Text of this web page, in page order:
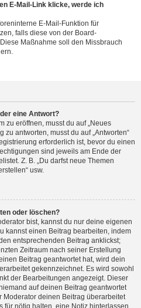
E-Mail-Link klicke, werde ich
E-Mail-Funktion für
falls diese von der Board-
Maßnahme soll den Missbrauch
eine Antwort?
zu eröffnen, musst du auf „Neues
zu antworten, musst du auf „Antworten“
erforderlich ist, bevor du einen
sind jeweils am Ende der
Z. B. „Du darfst neue Themen
usw.
oder löschen?
bist, kannst du nur deine eigenen
kannst einen Beitrag bearbeiten, indem
entsprechenden Beitrag anklickst;
Zeitraum nach seiner Erstellung
Beitrag geantwortet hat, wird dein
gekennzeichnet. Es wird sowohl
der Bearbeitungen angezeigt. Dieser
auf deinen Beitrag geantwortet
Moderator deinen Beitrag überarbeitet
für nötig halten, eine Notiz hinterlassen,